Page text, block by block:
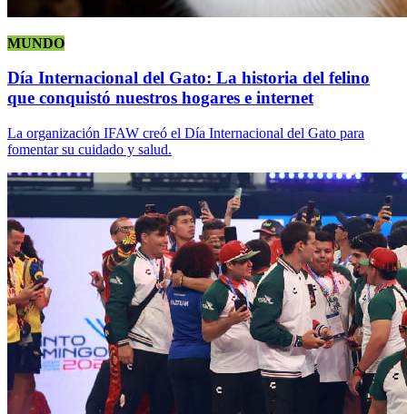
MUNDO
Día Internacional del Gato: La historia del felino
que conquistó nuestros hogares e internet
La organización IFAW creó el Día Internacional del Gato para
fomentar su cuidado y salud.